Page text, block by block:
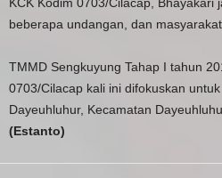
beberapa undangan, dan
TMMD Sengkuyung Tahap I tahun
0703/Cilacap kali ini difokuskan
Dayeuhluhur, Kecamatan
(Estanto)